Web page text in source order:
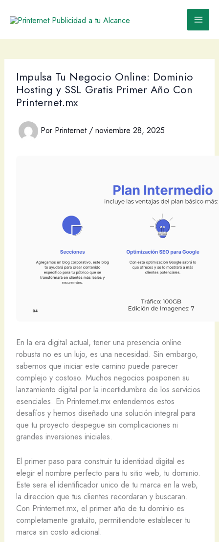
Impulsa Tu Negocio Online: Dominio
Hosting y SSL Gratis Primer Año Con
Printernet.mx
Por Printernet / noviembre 28, 2025
En la era digital actual, tener una presencia online
robusta no es un lujo, es una necesidad. Sin embargo,
sabemos que iniciar este camino puede parecer
complejo y costoso. Muchos negocios posponen su
lanzamiento digital por la incertidumbre de los servicios
esenciales. En Printernet.mx entendemos estos
desafíos y hemos diseñado una solución integral para
que tu proyecto despegue sin complicaciones ni
grandes inversiones iniciales.
El primer paso para construir tu identidad digital es
elegir el nombre perfecto para tu sitio web, tu dominio.
Este sera el identificador unico de tu marca en la web,
la direccion que tus clientes recordaran y buscaran.
Con Printernet.mx, el primer año de tu dominio es
completamente gratuito, permitiendote establecer tu
marca sin costo adicional.